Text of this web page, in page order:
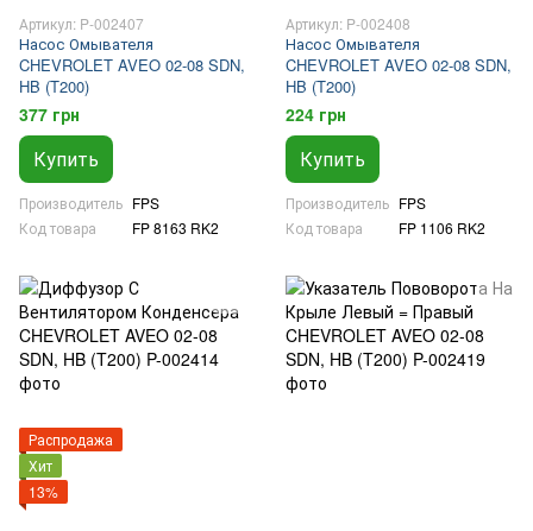
Артикул: P-002407
Насос Омывателя
CHEVROLET AVEO 02-08 SDN,
HB (T200)
377 грн
Купить
Производитель FPS
Код товара
FP 8163 RK2
Артикул: P-002408
Насос Омывателя
CHEVROLET AVEO 02-08 SDN,
HB (T200)
224 грн
Купить
Производитель FPS
Код товара
FP 1106 RK2
Распродажа
Хит
13%